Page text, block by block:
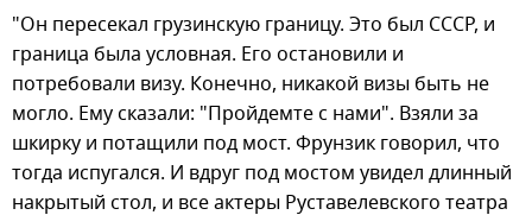
"Он пересекал грузинскую границу. Это был СССР, и
граница была условная. Его остановили и
потребовали визу. Конечно, никакой визы быть не
могло. Ему сказали: "Пройдемте с нами". Взяли за
шкирку и потащили под мост. Фрунзик говорил, что
тогда испугался. И вдруг под мостом увидел длинный
накрытый стол, и все актеры Руставелевского театра